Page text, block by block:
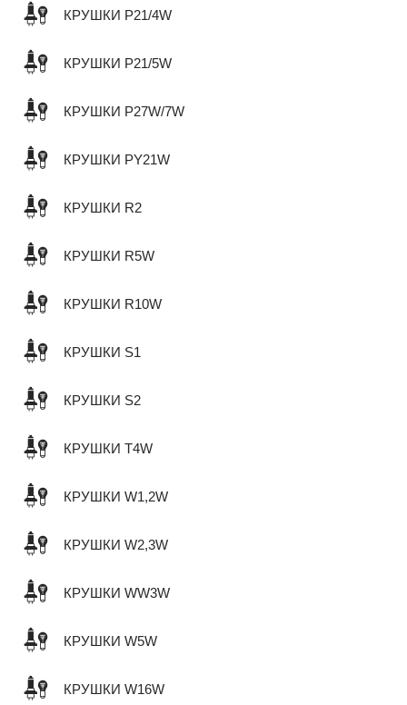
КРУШКИ P21/4W
КРУШКИ P21/5W
КРУШКИ P27W/7W
КРУШКИ PY21W
КРУШКИ R2
КРУШКИ R5W
КРУШКИ R10W
КРУШКИ S1
КРУШКИ S2
КРУШКИ T4W
КРУШКИ W1,2W
КРУШКИ W2,3W
КРУШКИ WW3W
КРУШКИ W5W
КРУШКИ W16W